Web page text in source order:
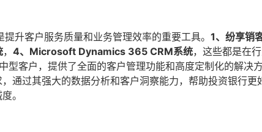
升客户服务质量和业务管理效率的重要工具。 1、纷享销
， 4、Microsoft Dynamics 365 CRM系统，这些都是在
型客户，提供了全面的客户管理功能和高度定制化的解决
通过其强大的数据分析和客户洞察能力，帮助投资银行更
。